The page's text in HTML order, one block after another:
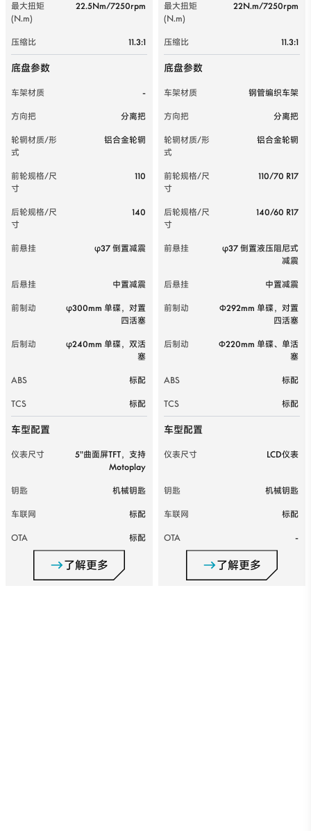
最大扭矩
(N.m)
22.5Nm/7250rpm
压缩比 11.3:1
底盘参数
车架材质 -
方向把 分离把
轮辋材质/形
式
铝合金轮辋
前轮规格/尺
寸
110
后轮规格/尺
寸
140
前悬挂 φ37 倒置减震
后悬挂 中置减震
前制动
φ300mm 单碟，对置
四活塞
后制动
φ240mm 单碟，双活
塞
ABS 标配
TCS 标配
车型配置
仪表尺寸
5″曲面屏TFT，支持
Motoplay
钥匙 机械钥匙
车联网 标配
OTA 标配
了解更多
最大扭矩
(N.m)
22N.m/7250rpm
压缩比 11.3:1
底盘参数
车架材质 钢管编织车架
方向把 分离把
轮辋材质/形
式
铝合金轮辋
前轮规格/尺
寸
110/70 R17
后轮规格/尺
寸
140/60 R17
前悬挂
φ37 倒置液压阻尼式
减震
后悬挂 中置减震
前制动
Φ292mm 单碟，对置
四活塞
后制动
Φ220mm 单碟、单活
塞
ABS 标配
TCS 标配
车型配置
仪表尺寸 LCD仪表
钥匙 机械钥匙
车联网 标配
OTA -
了解更多